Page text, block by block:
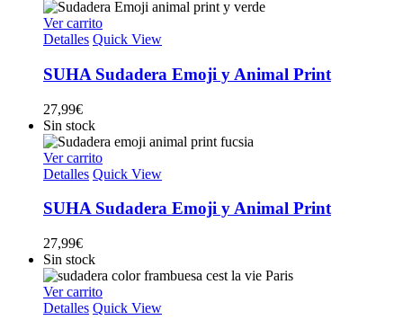
Ver carrito
Detalles Quick View
SUHA Sudadera Emoji y Animal Print
27,99€
Sin stock
Ver carrito
Detalles Quick View
SUHA Sudadera Emoji y Animal Print
27,99€
Sin stock
Ver carrito
Detalles Quick View